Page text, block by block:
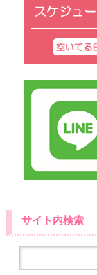
サイト内検索